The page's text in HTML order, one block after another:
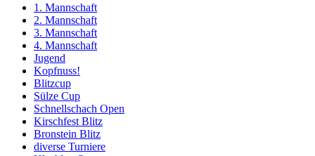
1. Mannschaft
2. Mannschaft
3. Mannschaft
4. Mannschaft
Jugend
Kopfnuss!
Blitzcup
Sülze Cup
Schnellschach Open
Kirschfest Blitz
Bronstein Blitz
diverse Turniere